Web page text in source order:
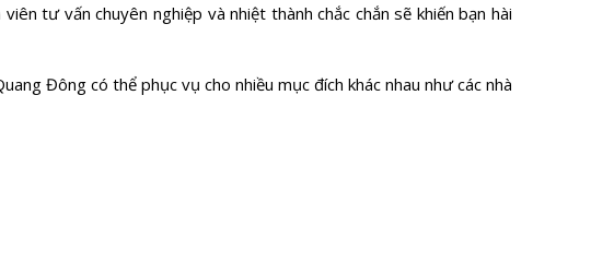
tư vấn chuyên nghiệp và nhiệt thành chắc chắn sẽ khiến bạn hài
Đông có thể phục vụ cho nhiều mục đích khác nhau như các nhà